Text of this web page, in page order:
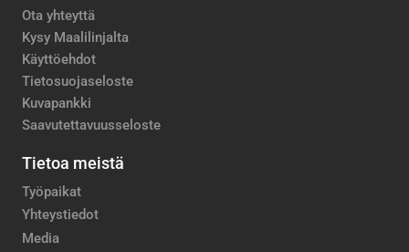
Ota yhteyttä
Kysy Maalilinjalta
Käyttöehdot
Tietosuojaseloste
Kuvapankki
Saavutettavuusseloste
Tietoa meistä
Työpaikat
Yhteystiedot
Media